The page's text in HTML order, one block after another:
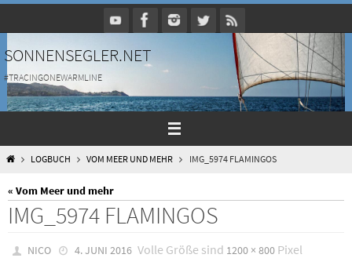
Inhalt
springen
SONNENSEGLER.NET
#TRACINGONEWARMLINE
HOMELOGBUCH VOM MEER UND MEHR IMG_5974 FLAMINGOS
« Vom Meer und mehr
IMG_5974 FLAMINGOS
NICO 4. JUNI 2016 Volle Größe sind 1200 × 800Pixel